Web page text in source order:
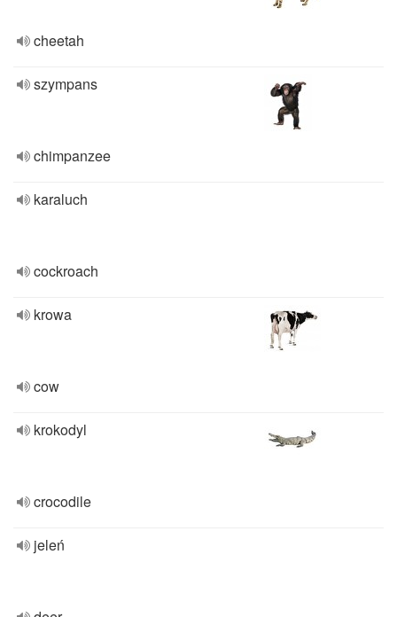
cheetah
szympans
chimpanzee
karaluch
cockroach
krowa
cow
krokodyl
crocodile
jeleń